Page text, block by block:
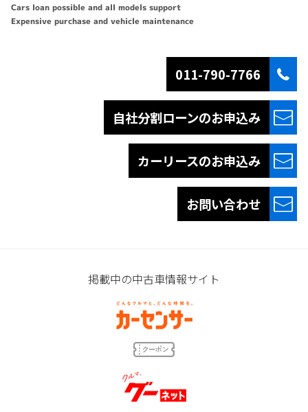
Cars loan possible and all models support
Expensive purchase and vehicle maintenance
011-790-7766
自社分割ローンのお申込み
カーリースのお申込み
お問い合わせ
掲載中の中古車情報サイト